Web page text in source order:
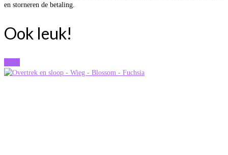
en storneren de betaling.
Ook leuk!